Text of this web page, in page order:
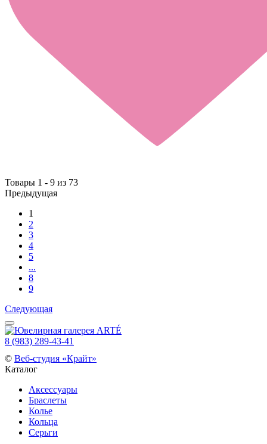
Товары 1 - 9 из 73
Предыдущая
1
2
3
4
5
...
8
9
Следующая
8 (983) 289-43-41
© Веб-студия «Крайт»
Каталог
Аксессуары
Браслеты
Колье
Кольца
Серьги